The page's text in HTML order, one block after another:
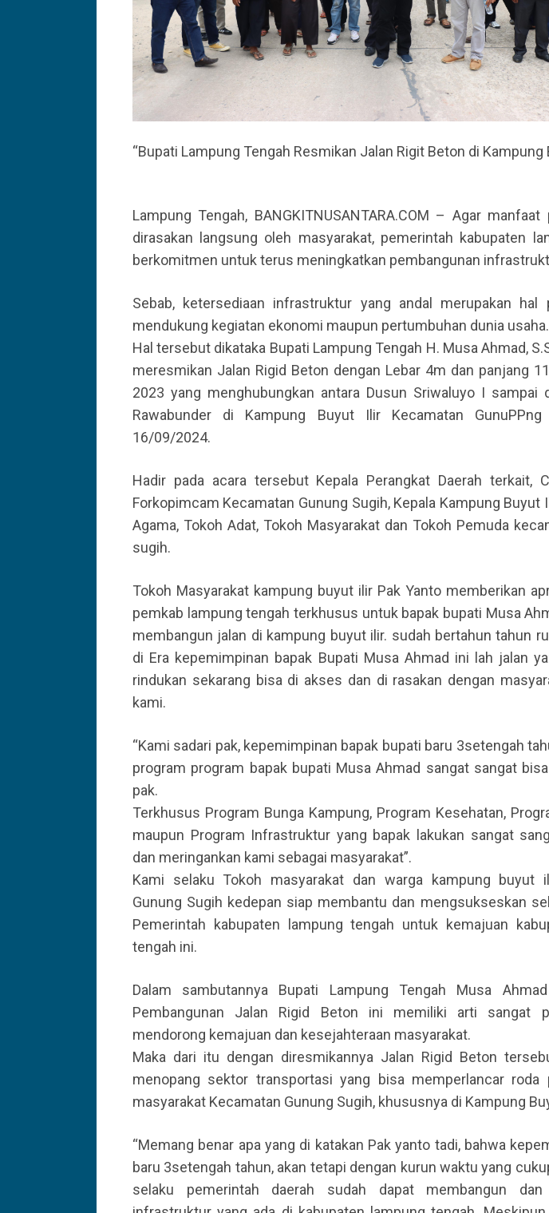
“Bupati Lampung Tengah Resmikan Jalan Rigit Beton di Kampung
Lampung Tengah, BANGKITNUSANTARA.COM – Agar manfaat
dirasakan langsung oleh masyarakat, pemerintah kabupaten
berkomitmen untuk terus meningkatkan pembangunan
Sebab, ketersediaan infrastruktur yang andal merupakan hal
mendukung kegiatan ekonomi maupun pertumbuhan dunia usaha.
Hal tersebut dikataka Bupati Lampung Tengah H. Musa Ahmad,
meresmikan Jalan Rigid Beton dengan Lebar 4m dan panjang
2023 yang menghubungkan antara Dusun Sriwaluyo I sampai
Rawabunder di Kampung Buyut Ilir Kecamatan
16/09/2024.
Hadir pada acara tersebut Kepala Perangkat Daerah terkait,
Forkopimcam Kecamatan Gunung Sugih, Kepala Kampung Buyut
Agama, Tokoh Adat, Tokoh Masyarakat dan Tokoh Pemuda
sugih.
Tokoh Masyarakat kampung buyut ilir Pak Yanto memberikan
pemkab lampung tengah terkhusus untuk bapak bupati Musa
membangun jalan di kampung buyut ilir. sudah bertahun tahun
di Era kepemimpinan bapak Bupati Musa Ahmad ini lah jalan
rindukan sekarang bisa di akses dan di rasakan dengan
kami.
“Kami sadari pak, kepemimpinan bapak bupati baru 3setengah
program program bapak bupati Musa Ahmad sangat sangat
pak.
Terkhusus Program Bunga Kampung, Program Kesehatan,
maupun Program Infrastruktur yang bapak lakukan sangat
dan meringankan kami sebagai masyarakat”.
Kami selaku Tokoh masyarakat dan warga kampung buyut
Gunung Sugih kedepan siap membantu dan mengsukseskan
Pemerintah kabupaten lampung tengah untuk kemajuan
tengah ini.
Dalam sambutannya Bupati Lampung Tengah Musa
Pembangunan Jalan Rigid Beton ini memiliki arti sangat
mendorong kemajuan dan kesejahteraan masyarakat.
Maka dari itu dengan diresmikannya Jalan Rigid Beton
menopang sektor transportasi yang bisa memperlancar roda
masyarakat Kecamatan Gunung Sugih, khususnya di Kampung
“Memang benar apa yang di katakan Pak yanto tadi, bahwa
baru 3setengah tahun, akan tetapi dengan kurun waktu yang
selaku pemerintah daerah sudah dapat membangun dan